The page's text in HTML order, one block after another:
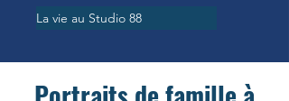
La vie au Studio 88